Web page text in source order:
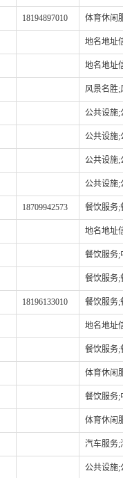
18194897010 体育休闲
地名地址
地名地址
风景名胜;
公共设施;
公共设施;
公共设施;
公共设施;
18709942573 餐饮服务;
地名地址
餐饮服务;
餐饮服务;
18196133010 餐饮服务;
地名地址
餐饮服务;
体育休闲
餐饮服务;
体育休闲
汽车服务;
公共设施;